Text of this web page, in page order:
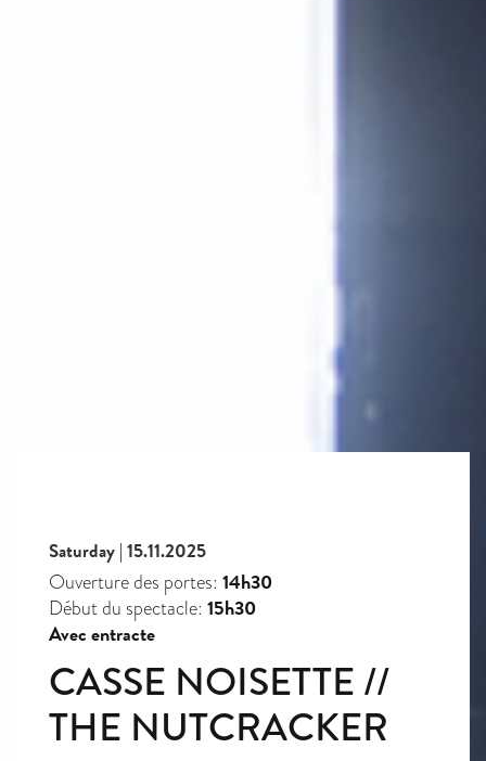
Saturday | 15.11.2025
Ouverture des portes: 14h30
Début du spectacle: 15h30
Avec entracte
CASSE NOISETTE //
THE NUTCRACKER